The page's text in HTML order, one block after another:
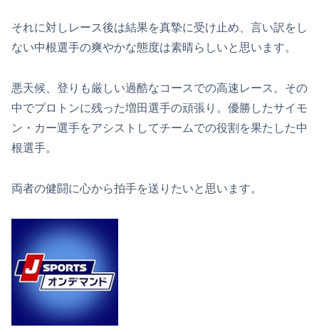
それに対しレース後は結果を真摯に受け止め、言い訳をし
ない中根選手の爽やかな態度は素晴らしいと思います。
悪天候、登りも厳しい過酷なコースでの高速レース。その
中でプロトンに残った増田選手の頑張り。優勝したサイモ
ン・カー選手をアシストしてチームでの役割を果たした中
根選手。
両者の健闘に心から拍手を送りたいと思います。